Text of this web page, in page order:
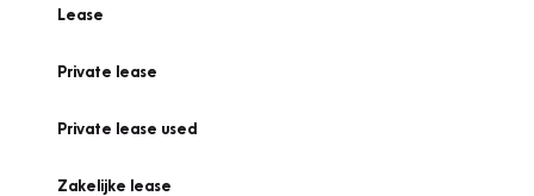
Lease
Private lease
Private lease used
Zakelijke lease